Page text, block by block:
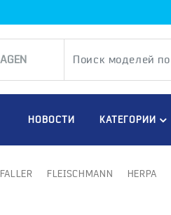
НОВОСТИ КАТЕГОРИИ
FALLER FLEISCHMANN HERPA